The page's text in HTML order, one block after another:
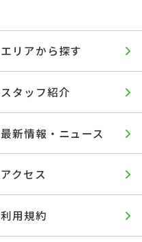
エリアから探す
スタッフ紹介
最新情報・ニュース
アクセス
利用規約